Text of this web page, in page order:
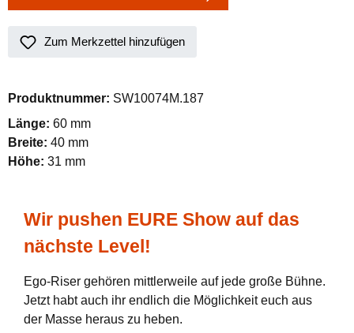
Zum Merkzettel hinzufügen
Produktnummer: SW10074M.187
Länge: 60 mm
Breite: 40 mm
Höhe: 31 mm
Wir pushen EURE Show auf das
nächste Level!
Ego-Riser gehören mittlerweile auf jede große Bühne.
Jetzt habt auch ihr endlich die Möglichkeit euch aus
der Masse heraus zu heben.